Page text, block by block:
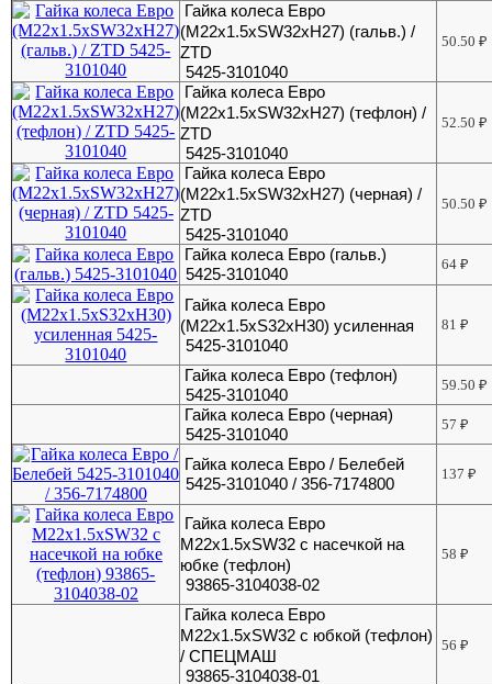
Гайка колеса Евро
(M22x1.5xSW32xH27) (гальв.) /
ZTD
5425-3101040
50.50₽
Гайка колеса Евро
(M22x1.5xSW32xH27) (тефлон) /
ZTD
5425-3101040
52.50₽
Гайка колеса Евро
(M22x1.5xSW32xH27) (черная) /
ZTD
5425-3101040
50.50₽
Гайка колеса Евро (гальв.)
5425-3101040
64₽
Гайка колеса Евро
(М22х1.5хS32хH30) усиленная
5425-3101040
81₽
Гайка колеса Евро (тефлон)
5425-3101040
59.50₽
Гайка колеса Евро (черная)
5425-3101040
57₽
Гайка колеса Евро / Белебей
5425-3101040 / 356-7174800
137₽
Гайка колеса Евро
М22х1.5хSW32 с насечкой на
юбке (тефлон)
93865-3104038-02
58₽
Гайка колеса Евро
М22х1.5хSW32 с юбкой (тефлон)
/ СПЕЦМАШ
93865-3104038-01
56₽